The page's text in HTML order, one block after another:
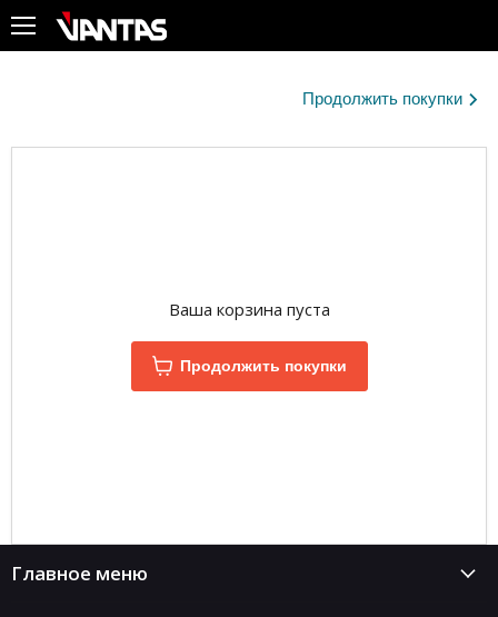
Продолжить покупки
Ваша корзина пуста
Продолжить покупки
Главное меню